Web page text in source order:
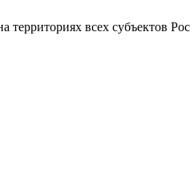
всех субъектов